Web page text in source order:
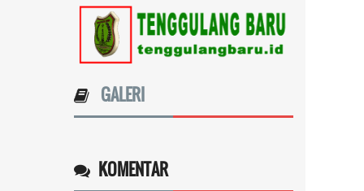
GALERI
KOMENTAR